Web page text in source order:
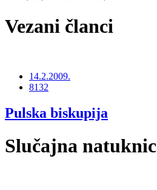
Vezani članci
14.2.2009.
8132
Pulska biskupija
Slučajna